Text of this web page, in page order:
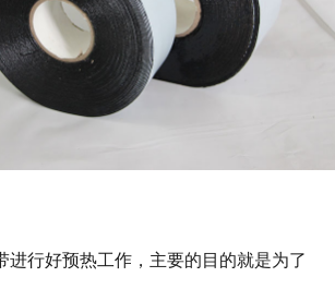
进行好预热工作，主要的目的就是为了